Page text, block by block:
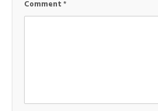
Comment*